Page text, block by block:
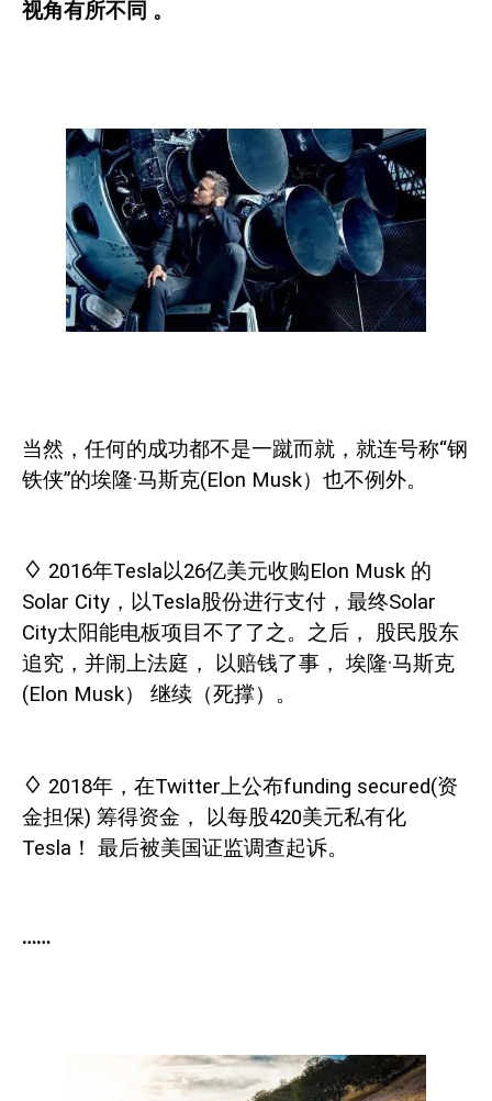
视角有所不同 。
当然，任何的成功都不是一蹴而就，就连号称“钢
铁侠”的埃隆·马斯克(Elon Musk）也不例外。
♢ 2016年Tesla以26亿美元收购Elon Musk 的
Solar City ，以Tesla股份进行支付，最终Solar
City太阳能电板项目不了了之。之后，
股民股东
追究，并闹上法庭，
以赔钱了事， 埃隆·马斯克
(Elon Musk） 继续（死撑）。
♢ 2018年，在Twitter上公布funding secured(资
金担保) 筹得资金， 以每股420美元私有化
Tesla ！ 最后被美国证监调查起诉。
……